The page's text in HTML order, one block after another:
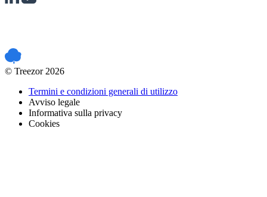
© Treezor 2026
Termini e condizioni generali di utilizzo
Avviso legale
Informativa sulla privacy
Cookies